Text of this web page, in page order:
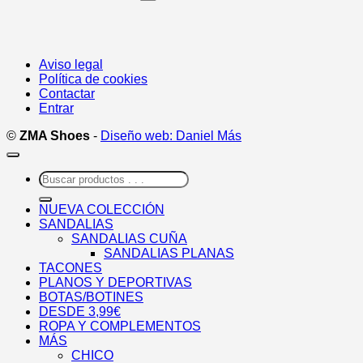
Aviso legal
Política de cookies
Contactar
Entrar
© ZMA Shoes - Diseño web: Daniel Más
Buscar
por:
NUEVA COLECCIÓN
SANDALIAS
SANDALIAS CUÑA
SANDALIAS PLANAS
TACONES
PLANOS Y DEPORTIVAS
BOTAS/BOTINES
DESDE 3,99€
ROPA Y COMPLEMENTOS
MÁS
CHICO